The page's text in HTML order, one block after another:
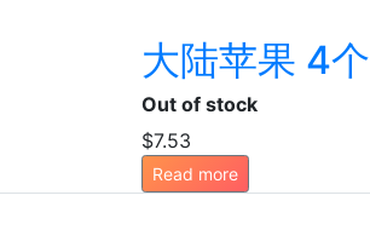
大陆苹果 4个
Out of stock
$7.53
Read more